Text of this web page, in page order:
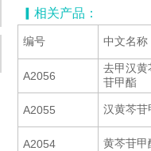
▎相关产品：
编号 中文名称
A2056
去甲汉
苷甲酯
A2055 汉黄芩苷
A2054 黄芩苷甲